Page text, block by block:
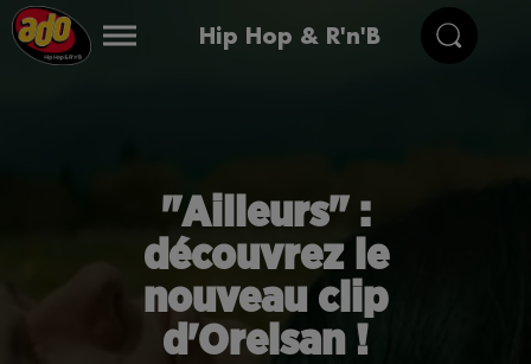
Hip Hop & R'n'B
"Ailleurs" :
découvrez le
nouveau clip
d'Orelsan !